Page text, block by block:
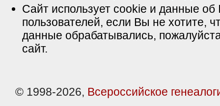
Сайт использует cookie и данные об
пользователей, если Вы не хотите,
данные обрабатывались,
сайт.
© 1998-2026, Всероссийское